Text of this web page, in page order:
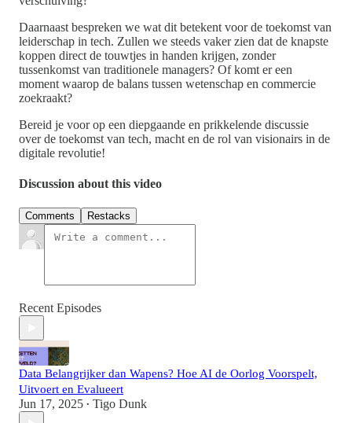
Daarnaast bespreken we wat dit betekent voor de toekomst van
leiderschap in tech. Zullen we steeds vaker zien dat de knapste
koppen direct de touwtjes in handen krijgen, zonder
tussenkomst van traditionele managers? Of komt er een
moment waarop de balans tussen wetenschap en commercie
zoekraakt?
Bereid je voor op een diepgaande en prikkelende discussie
over de toekomst van tech, macht en de rol van visionairs in de
digitale revolutie!
Discussion about this video
Comments Restacks
Recent Episodes
Data Belangrijker dan Wapens? Hoe AI de Oorlog Voorspelt,
Uitvoert en Evalueert
Jun 17, 2025 • Tigo Dunk